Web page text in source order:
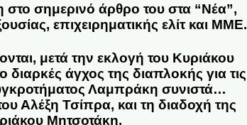
σημερινό άρθρο του στα “Νέα”,
επιχειρηματικής ελίτ και ΜΜΕ.
μετά την εκλογή του Κυριάκου
άγχος της διαπλοκής για τις
Λαμπράκη συνιστά…
Αλέξη Τσίπρα, και τη διαδοχή της
Μητσοτάκη.